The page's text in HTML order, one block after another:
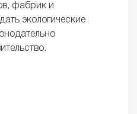
фабрик и
экологические